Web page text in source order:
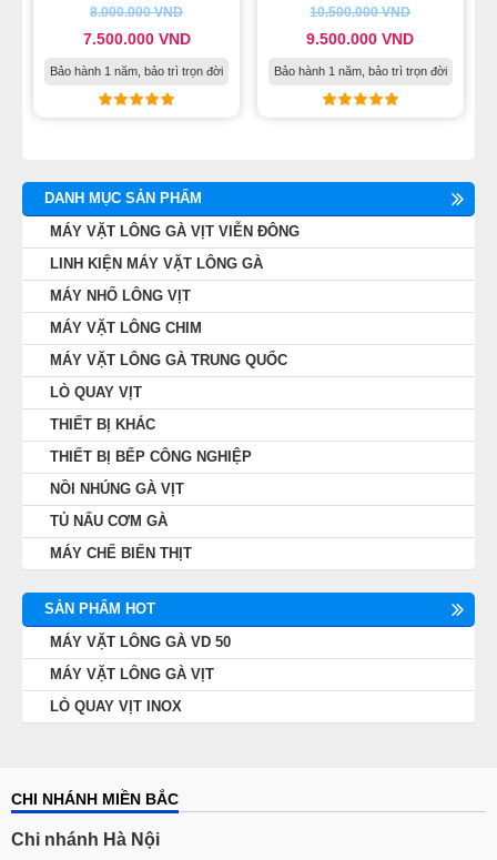
8.000.000VND
7.500.000 VND
Bảo hành 1 năm, bảo trì trọn đời
10.500.000VND
9.500.000VND
Bảo hành 1 năm, bảo trì trọn đời
DANH MỤC SẢN PHẨM
MÁY VẶT LÔNG GÀ VỊT VIỄN ĐÔNG
LINH KIỆN MÁY VẶT LÔNG GÀ
MÁY NHỔ LÔNG VỊT
MÁY VẶT LÔNG CHIM
MÁY VẶT LÔNG GÀ TRUNG QUỐC
LÒ QUAY VỊT
THIẾT BỊ KHÁC
THIẾT BỊ BẾP CÔNG NGHIỆP
NỒI NHÚNG GÀ VỊT
TỦ NẤU CƠM GÀ
MÁY CHẾ BIẾN THỊT
SẢN PHẨM HOT
MÁY VẶT LÔNG GÀ VD 50
MÁY VẶT LÔNG GÀ VỊT
LÒ QUAY VỊT INOX
CHI NHÁNH MIỀN BẮC
Chi nhánh Hà Nội